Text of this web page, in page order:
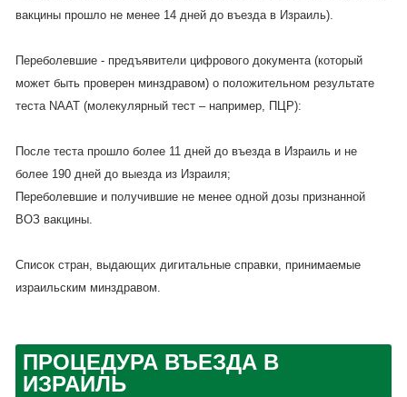
вакцины прошло не менее 14 дней до въезда в Израиль).
Переболевшие - предъявители цифрового документа (который
может быть проверен минздравом) о положительном результате
теста NAAT (молекулярный тест – например, ПЦР):
После теста прошло более 11 дней до въезда в Израиль и не
более 190 дней до выезда из Израиля;
Переболевшие и получившие не менее одной дозы признанной
ВОЗ вакцины.
Список стран, выдающих дигитальные справки, принимаемые
израильским минздравом.
ПРОЦЕДУРА ВЪЕЗДА В
ИЗРАИЛЬ